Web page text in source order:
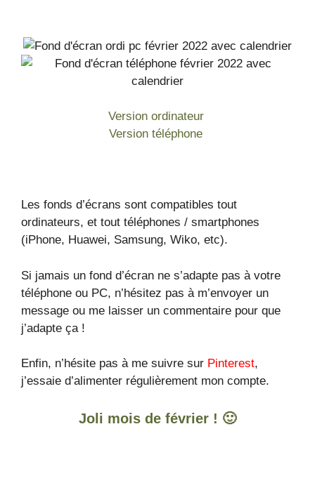
Version ordinateur
Version téléphone
Les fonds d’écrans sont compatibles tout
ordinateurs, et tout téléphones / smartphones
(iPhone, Huawei, Samsung, Wiko, etc).
Si jamais un fond d’écran ne s’adapte pas à votre
téléphone ou PC, n’hésitez pas à m’envoyer un
message ou me laisser un commentaire pour que
j’adapte ça !
Enfin, n’hésite pas à me suivre sur Pinterest,
j’essaie d’alimenter régulièrement mon compte.
Joli mois de février ! 🙂